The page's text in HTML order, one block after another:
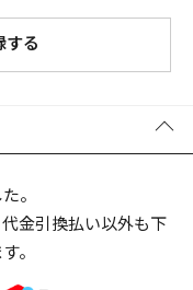
新作
で検索する
する
。
金引換払い以外も下
。